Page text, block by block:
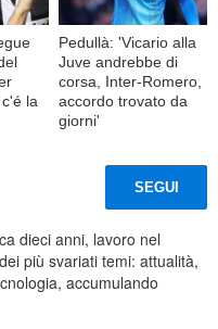
la
Pedullà: 'Vicario alla
Juve andrebbe di
corsa, Inter-Romero,
accordo trovato da
giorni'
SEGUI
dieci anni, lavoro nel
più svariati temi: attualità,
accumulando